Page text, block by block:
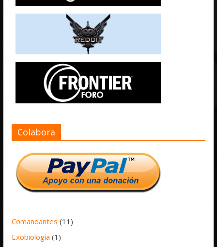
Colabora
Comandantes (11)
Exobiología (1)